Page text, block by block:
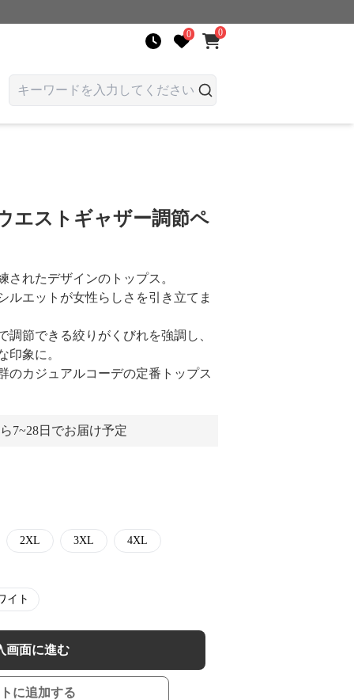
0 0
エストギャザー調節ペ
されたデザインのトップス。
ルエットが女性らしさを引き立てま
調節できる絞りがくびれを強調し、
印象に。
のカジュアルコーデの定番トップス
7~28日でお届け予定
2XL 3XL 4XL
イト
画面に進む
に追加する